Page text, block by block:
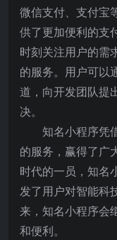
微信支付、支付宝
供了更加便利的支
时刻关注用户的需
的服务。用户可以
道，向开发团队提
决。
知名小程序凭
的服务，赢得了广
时代的一员，知名
发了用户对智能科
来，知名小程序会
和便利。